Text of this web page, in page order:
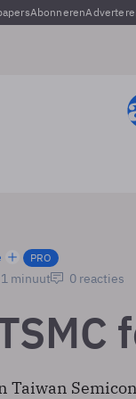
Abonneren
PRO
minuut 0 reacties
Taiwan